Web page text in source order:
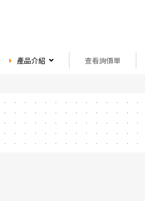
產品介紹 查看詢價單